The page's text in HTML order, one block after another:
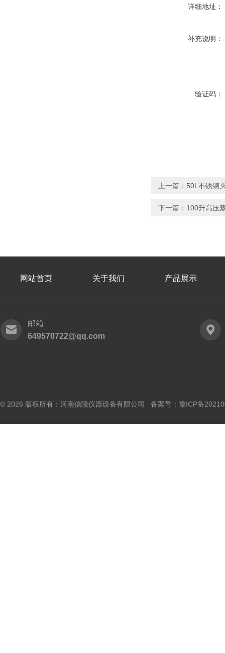
详细地址：
补充说明：
验证码：
上一篇： 50L不锈钢
下一篇： 100升高压
网站首页 关于我们 产品展示
邮箱
649570722@qq.com
© 2026 版权所有：河南信陵仪器设备有限公司 备案号： 豫ICP备